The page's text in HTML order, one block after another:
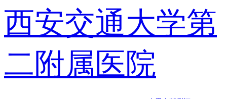
西安交通大学第
二附属医院